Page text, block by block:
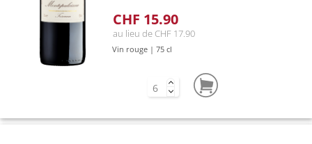
CHF 15.90
au lieu de CHF 17.90
Vin rouge | 75 cl